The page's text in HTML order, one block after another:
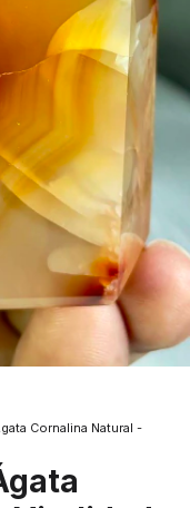
Cornalina Natural -